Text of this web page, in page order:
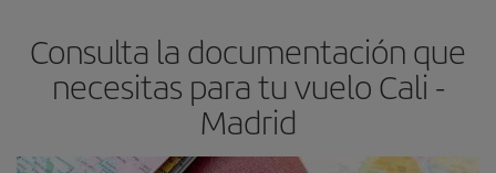
avión más baratos te saldrán. Además, si buscas los vuelos con
las fechas y los horarios del viaje un poco abiertos, podráselegir
el precio más barato.
Consulta la documentación que
necesitas para tu vuelo Cali -
Madrid